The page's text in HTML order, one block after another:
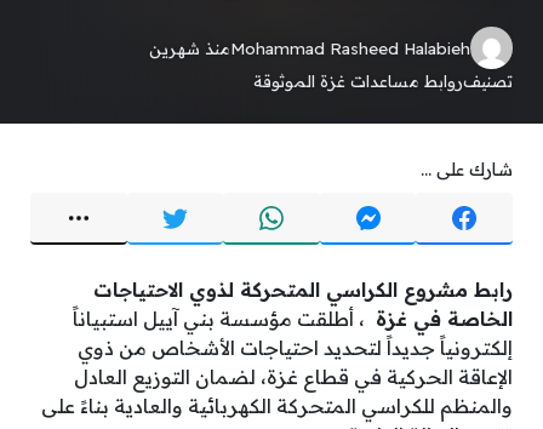
Mohammad Rasheed Halabiehمنذ شهرين
تصنيفروابط مساعدات غزة الموثوقة
شارك على ...
رابط مشروع الكراسي المتحركة لذوي الاحتياجات
الخاصة في غزة ، أطلقت مؤسسة بني آييل استبياناً
إلكترونياً جديداً لتحديد احتياجات الأشخاص من ذوي
الإعاقة الحركية في قطاع غزة، لضمان التوزيع العادل
والمنظم للكراسي المتحركة الكهربائية والعادية بناءً على